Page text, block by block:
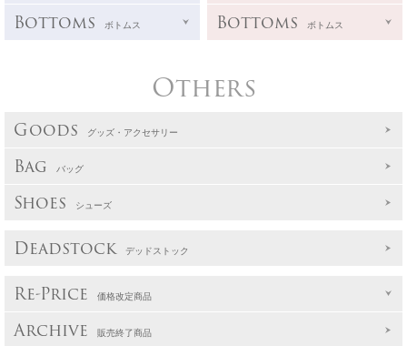
Bottoms ボトムス Bottoms ボトムス
Others
Goods グッズ・アクセサリー
Bag バッグ
Shoes シューズ
Deadstock デッドストック
Re-Price 価格改定商品
Archive 販売終了商品